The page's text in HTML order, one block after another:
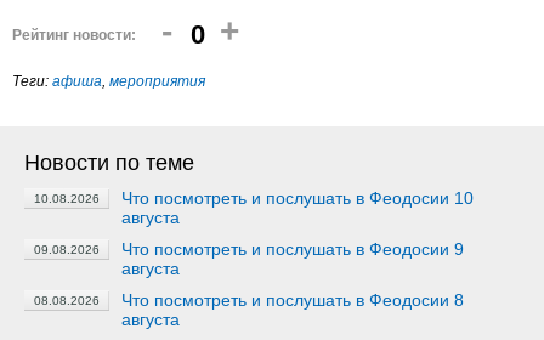
Рейтинг новости: - 0 +
Теги: афиша, мероприятия
Новости по теме
10.08.2026
Что посмотреть и послушать в Феодосии 10
августа
09.08.2026
Что посмотреть и послушать в Феодосии 9
августа
08.08.2026
Что посмотреть и послушать в Феодосии 8
августа